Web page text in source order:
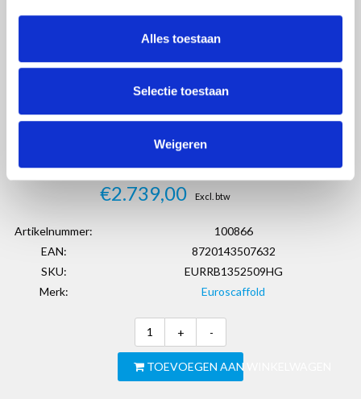
Alles toestaan
Selectie toestaan
Weigeren
€2.739,00 Excl. btw
Artikelnummer:
100866
EAN:
8720143507632
SKU:
EURRB1352509HG
Merk:
Euroscaffold
+ -
TOEVOEGEN AAN WINKELWAGEN